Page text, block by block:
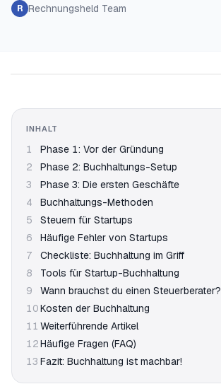
R Rechnungsheld Team
INHALT
1
Phase 1: Vor der Gründung
2
Phase 2: Buchhaltungs-Setup
3
Phase 3: Die ersten Geschäfte
4
Buchhaltungs-Methoden
5
Steuern für Startups
6
Häufige Fehler von Startups
7
Checkliste: Buchhaltung im Griff
8
Tools für Startup-Buchhaltung
9
Wann brauchst du einen Steuerberater?
10Kosten der Buchhaltung
11 Weiterführende Artikel
12Häufige Fragen (FAQ)
13 Fazit: Buchhaltung ist machbar!